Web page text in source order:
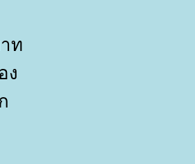
ท
ง